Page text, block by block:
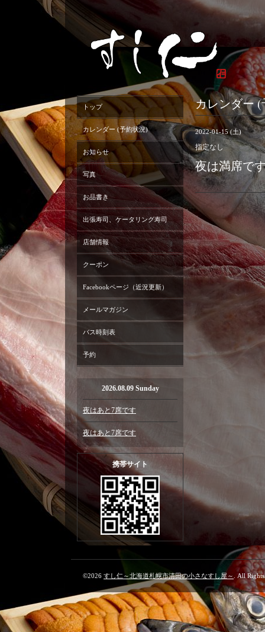
カレンダー
2022-01-15 (土)
指定なし
夜は満席で
トップ
カレンダー (予約状況)
お知らせ
写真
お品書き
出張寿司、ケータリング寿司
店舗情報
クーポン
Facebookページ（近況更新）
メールマガジン
バス時刻表
予約
2026.08.09 Sunday
夜はあと7席です
夜はあと7席です
携帯サイト
©2026 すし仁～北海道札幌市清田の小さなすし屋～ . All